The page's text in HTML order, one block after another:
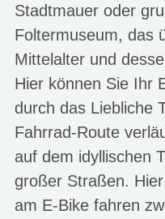
Stadtmauer oder
Foltermuseum, das
Mittelalter und
Hier können Sie Ihr
durch das Liebliche
Fahrrad-Route
auf dem idyllischen
großer Straßen.
am E-Bike fahren